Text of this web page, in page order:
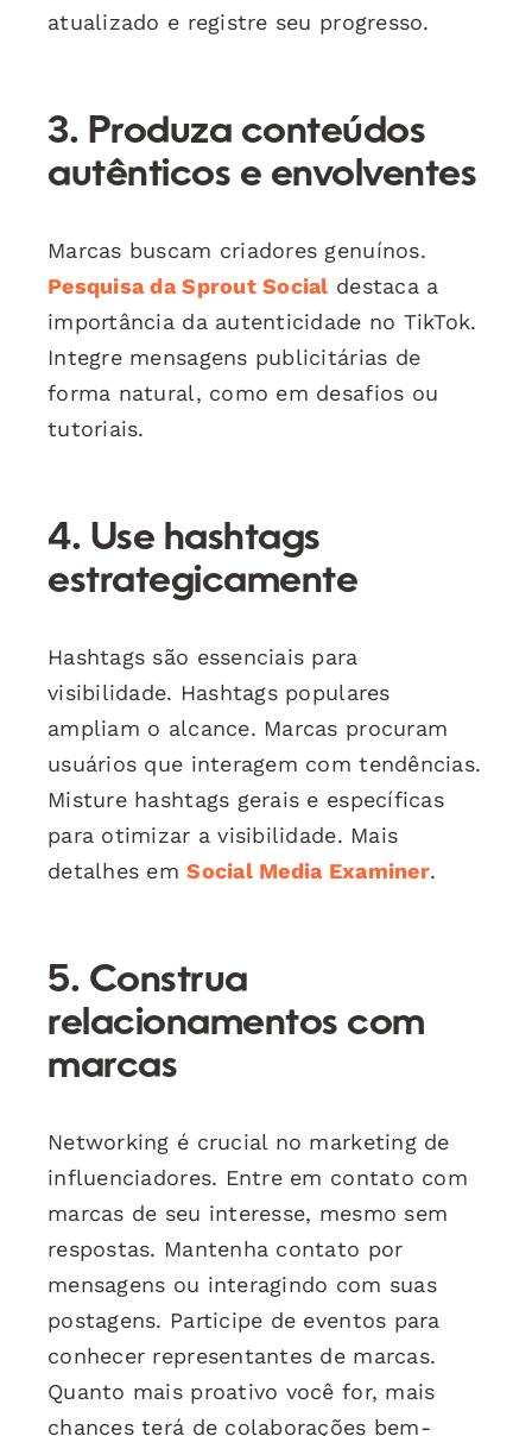
atualizado e registre seu progresso.
3. Produza conteúdos
autênticos e envolventes
Marcas buscam criadores genuínos.
Pesquisa da Sprout Social destaca a
importância da autenticidade no TikTok.
Integre mensagens publicitárias de
forma natural, como em desafios ou
tutoriais.
4. Use hashtags
estrategicamente
Hashtags são essenciais para
visibilidade. Hashtags populares
ampliam o alcance. Marcas procuram
usuários que interagem com tendências.
Misture hashtags gerais e específicas
para otimizar a visibilidade. Mais
detalhes emSocial Media Examiner.
5. Construa
relacionamentos com
marcas
Networking é crucial no marketing de
influenciadores. Entre em contato com
marcas de seu interesse, mesmo sem
respostas. Mantenha contato por
mensagens ou interagindo com suas
postagens. Participe de eventos para
conhecer representantes de marcas.
Quanto mais proativo você for, mais
chances terá de colaborações bem-